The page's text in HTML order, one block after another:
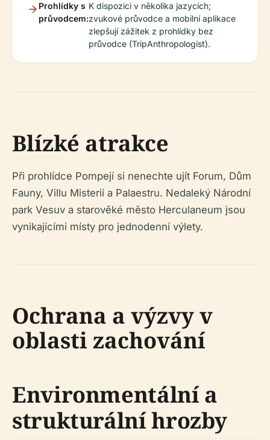
Prohlídky s
průvodcem:
K dispozici v několika jazycích;
zvukové průvodce a mobilní aplikace
zlepšují zážitek z prohlídky bez
průvodce (TripAnthropologist).
Blízké atrakce
Při prohlídce Pompejí si nenechte ujít Forum, Dům
Fauny, Villu Misterií a Palaestru. Nedaleký Národní
park Vesuv a starověké město Herculaneum jsou
vynikajícími místy pro jednodenní výlety.
Ochrana a výzvy v
oblasti zachování
Environmentální a
strukturální hrozby